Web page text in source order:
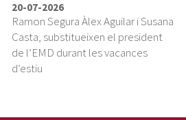
20-07-2026
Ramon Segura Àlex Aguilar i Susana
Casta, substitueixen el president
de l’EMD durant les vacances
d’estiu